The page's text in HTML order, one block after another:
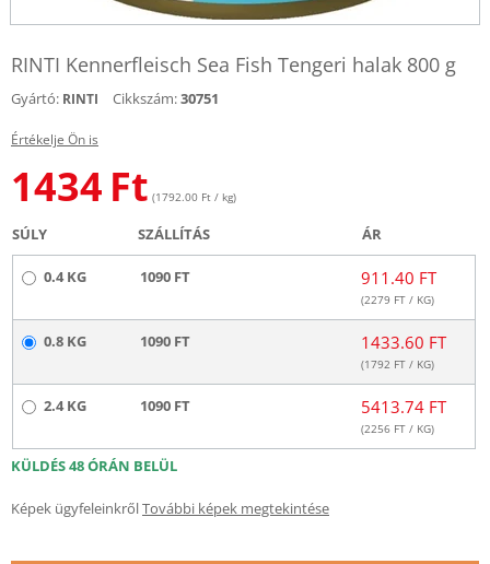
RINTI Kennerfleisch Sea Fish Tengeri halak 800 g
Gyártó: RINTI Cikkszám:30751
Értékelje Ön is
1434 Ft (1792.00 Ft / kg)
SÚLY SZÁLLÍTÁS ÁR
0.4 KG 1090 FT 911.40 FT
(2279 FT / KG)
0.8 KG 1090 FT 1433.60 FT
(1792 FT / KG)
2.4 KG 1090 FT 5413.74 FT
(2256 FT / KG)
KÜLDÉS 48 ÓRÁN BELÜL
Képek ügyfeleinkrőlTovábbi képek megtekintése